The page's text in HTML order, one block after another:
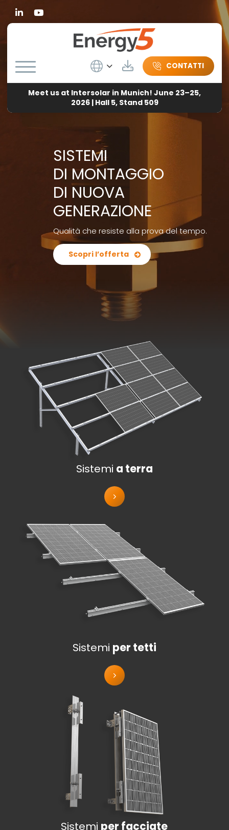
Wybierz język
Herunterladen
CONTATTI
Meet us at Intersolar in Munich! June 23–25,
2026 | Hall 5, Stand 509
Qualità che resiste alla prova del tempo.
SISTEMI
DI MONTAGGIO
DI NUOVA
GENERAZIONE
Scopri l’offerta
Sistemi a terra
Sistemi per tetti
Sistemi per facciate